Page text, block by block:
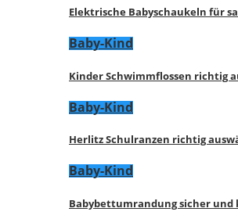
Elektrische Babyschaukeln für
Baby-Kind
Kinder Schwimmflossen richtig
Baby-Kind
Herlitz Schulranzen richtig
Baby-Kind
Babybettumrandung sicher